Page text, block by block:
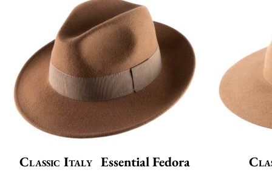
Classic Italy Essential Fedora